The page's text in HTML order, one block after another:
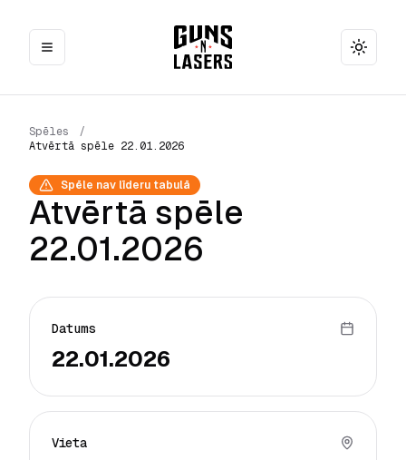
Toggle
Spēles
/
Atvērtā spēle 22.01.2026
Spēle nav līderu tabulā
Atvērtā spēle
22.01.2026
Datums
22.01.2026
Vieta